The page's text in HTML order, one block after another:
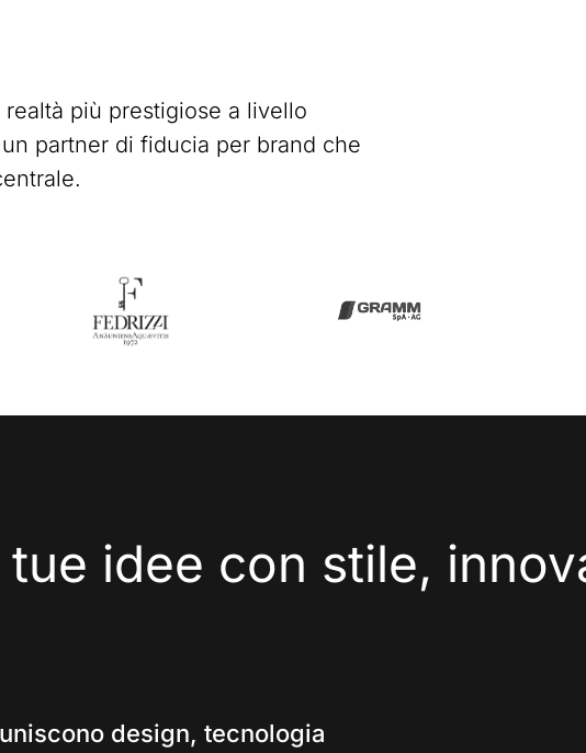
più prestigiose a livello
partner di fiducia per brand che
tue idee con stile,
design, tecnologia